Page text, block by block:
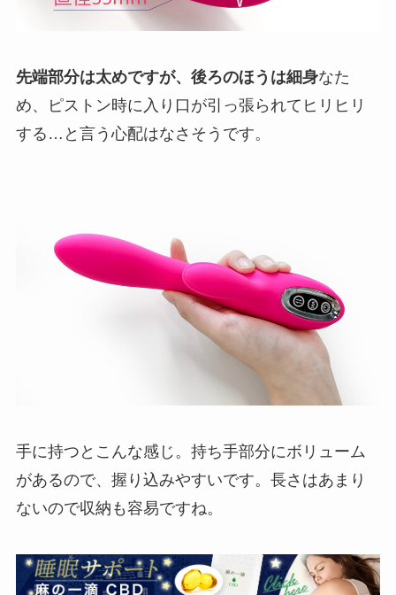
先端部分は太めですが、後ろのほうは細身なた
め、ピストン時に入り口が引っ張られてヒリヒリ
する…と言う心配はなさそうです。
手に持つとこんな感じ。持ち手部分にボリューム
があるので、握り込みやすいです。長さはあまり
ないので収納も容易ですね。